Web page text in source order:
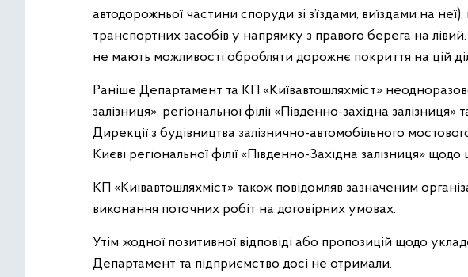
автодорожньої частини споруди зі з’їздами, виїздами на
транспортних засобів у напрямку з правого берега на
не мають можливості обробляти дорожнє покриття на цій
Раніше Департамент та КП «Київавтошляхміст»
залізниця», регіональної філії «Південно-західна
Дирекції з будівництва залізнично-автомобільного
Києві регіональної філії «Південно-Західна залізниця» щодо
КП «Київавтошляхміст» також повідомляв зазначеним
виконання поточних робіт на договірних умовах.
Утім жодної позитивної відповіді або пропозицій щодо
Департамент та підприємство досі не отримали.